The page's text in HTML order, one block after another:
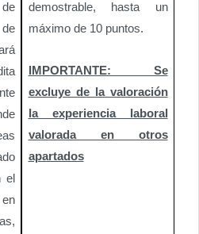
el
demostrable, hasta un
máximo de 10 puntos.
IMPORTANTE: Se
excluye de la valoración
la experiencia laboral
valorada en otros
apartados